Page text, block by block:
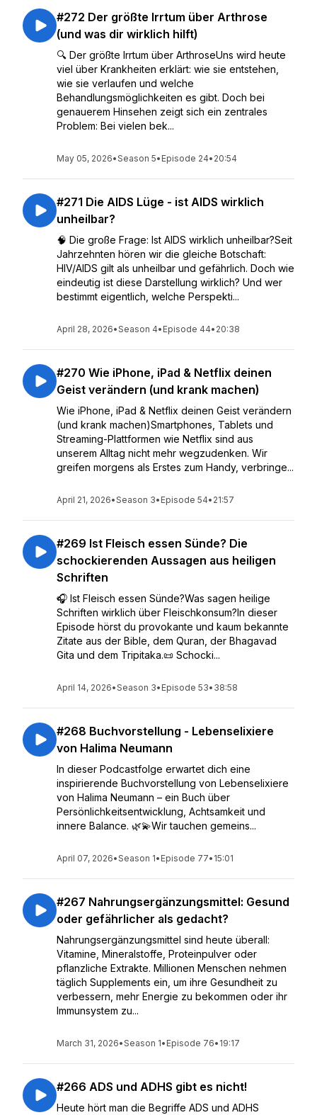
#272 Der größte Irrtum über Arthrose
(und was dir wirklich hilft)
🔍 Der größte Irrtum über ArthroseUns wird heute
viel über Krankheiten erklärt: wie sie entstehen,
wie sie verlaufen und welche
Behandlungsmöglichkeiten es gibt. Doch bei
genauerem Hinsehen zeigt sich ein zentrales
Problem: Bei vielen bek...
May 05, 2026•Season 5• Episode 24• 20:54
#271 Die AIDS Lüge - ist AIDS wirklich
unheilbar?
🧠 Die große Frage: Ist AIDS wirklich unheilbar?Seit
Jahrzehnten hören wir die gleiche Botschaft:
HIV/AIDS gilt als unheilbar und gefährlich. Doch wie
eindeutig ist diese Darstellung wirklich? Und wer
bestimmt eigentlich, welche Perspekti...
April 28, 2026•Season 4• Episode 44• 20:38
#270 Wie iPhone, iPad & Netflix deinen
Geist verändern (und krank machen)
Wie iPhone, iPad & Netflix deinen Geist verändern
(und krank machen)Smartphones, Tablets und
Streaming-Plattformen wie Netflix sind aus
unserem Alltag nicht mehr wegzudenken. Wir
greifen morgens als Erstes zum Handy, verbringe...
April 21, 2026•Season 3• Episode 54• 21:57
#269 Ist Fleisch essen Sünde? Die
schockierenden Aussagen aus heiligen
Schriften
🎧 Ist Fleisch essen Sünde?Was sagen heilige
Schriften wirklich über Fleischkonsum?In dieser
Episode hörst du provokante und kaum bekannte
Zitate aus der Bible, dem Quran, der Bhagavad
Gita und dem Tripitaka.📜 Schocki...
April 14, 2026•Season 3• Episode 53• 38:58
#268 Buchvorstellung - Lebenselixiere
von Halima Neumann
In dieser Podcastfolge erwartet dich eine
inspirierende Buchvorstellung von Lebenselixiere
von Halima Neumann – ein Buch über
Persönlichkeitsentwicklung, Achtsamkeit und
innere Balance. 🌿💫Wir tauchen gemeins...
April 07, 2026•Season 1• Episode 77• 15:01
#267 Nahrungsergänzungsmittel: Gesund
oder gefährlicher als gedacht?
Nahrungsergänzungsmittel sind heute überall:
Vitamine, Mineralstoffe, Proteinpulver oder
pflanzliche Extrakte. Millionen Menschen nehmen
täglich Supplements ein, um ihre Gesundheit zu
verbessern, mehr Energie zu bekommen oder ihr
Immunsystem zu...
March 31, 2026•Season 1• Episode 76• 19:17
#266 ADS und ADHS gibt es nicht!
Heute hört man die Begriffe ADS und ADHS